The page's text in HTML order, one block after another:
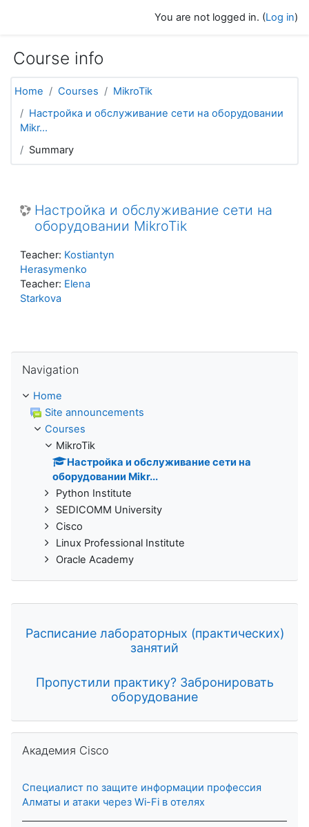
You are not logged in. (Log in)
Course info
Home Courses
MikroTik
Настройка и обслуживание сети на оборудовании
Mikr...
Summary
Настройка и обслуживание сети на
оборудовании MikroTik
Teacher: Kostiantyn
Herasymenko
Teacher: Elena
Starkova
Navigation
Home
Site announcements
Courses
MikroTik
Настройка и обслуживание сети на
оборудовании Mikr...
Python Institute
SEDICOMM University
Cisco
Linux Professional Institute
Oracle Academy
Расписание лабораторных (практических)
занятий
Пропустили практику? Забронировать
оборудование
Академия Cisco
Специалист по защите информации профессия
Алматы и атаки через Wi-Fi в отелях